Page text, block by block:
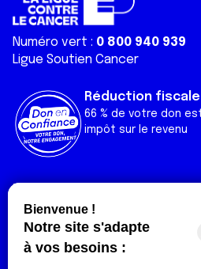
Numéro vert : 0 800 940 939
Ligue Soutien Cancer
Réduction fiscale
66 % de votre don
impôt sur le revenu
Liens utiles
Nos actualités
Nos publications
Contact